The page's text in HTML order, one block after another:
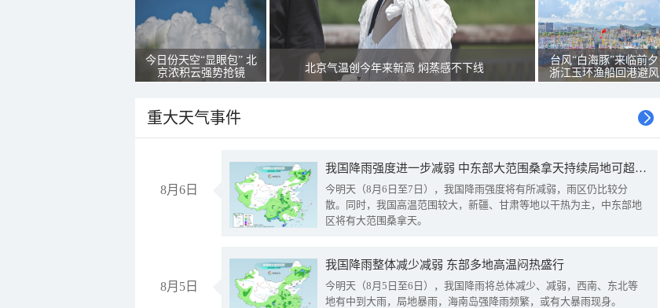
今日份天空“显眼包” 北
京浓积云强势抢镜
北京气温创今年来新高 焖蒸感不下线
台风“白海豚”来临前夕
浙江玉环渔船回港避风
重大天气事件
8月6日
我国降雨强度进一步减弱 中东部大范围桑拿天持续局地可超38℃
今明天（8月6日至7日），我国降雨强度将有所减弱，雨区仍比较分
散。同时，我国高温范围较大，新疆、甘肃等地以干热为主，中东部地
区将有大范围桑拿天。
8月5日
我国降雨整体减少减弱 东部多地高温闷热盛行
今明天（8月5日至6日），我国降雨将总体减少、减弱，西南、东北等
地有中到大雨，局地暴雨，海南岛强降雨频繁，或有大暴雨现身。